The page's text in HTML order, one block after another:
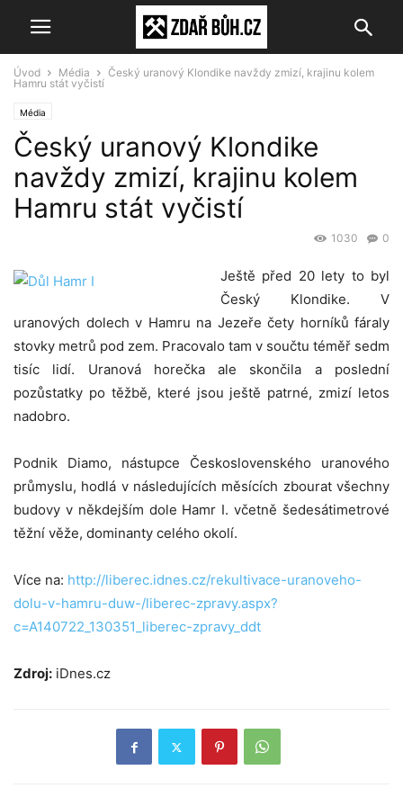
Úvod Média
Český uranový Klondike navždy zmizí, krajinu kolem
Hamru stát vyčistí
Média
Český uranový Klondike
navždy zmizí, krajinu kolem
Hamru stát vyčistí
0
1030
Ještě před 20 lety to byl
Český Klondike. V
uranových dolech v Hamru na Jezeře čety horníků fáraly
stovky metrů pod zem. Pracovalo tam v součtu téměř sedm
tisíc lidí. Uranová horečka ale skončila a poslední
pozůstatky po těžbě, které jsou ještě patrné, zmizí letos
nadobro.
Podnik Diamo, nástupce Československého uranového
průmyslu, hodlá v následujících měsících zbourat všechny
budovy v někdejším dole Hamr I. včetně šedesátimetrové
těžní věže, dominanty celého okolí.
Více na: http://liberec.idnes.cz/rekultivace-uranoveho-
dolu-v-hamru-duw-/liberec-zpravy.aspx?
c=A140722_130351_liberec-zpravy_ddt
Zdroj: iDnes.cz